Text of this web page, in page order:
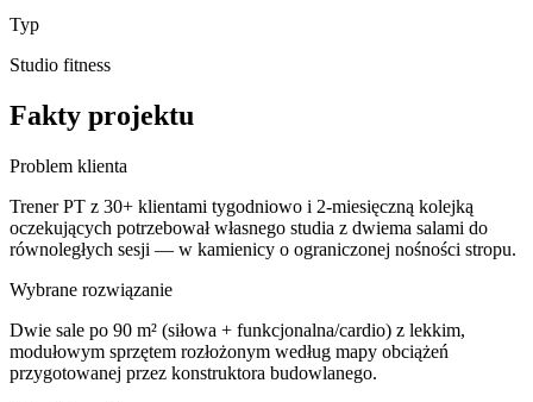
Typ
Studio fitness
Fakty projektu
Problem klienta
Trener PT z 30+ klientami tygodniowo i 2-miesięczną kolejką
oczekujących potrzebował własnego studia z dwiema salami do
równoległych sesji — w kamienicy o ograniczonej nośności stropu.
Wybrane rozwiązanie
Dwie sale po 90 m² (siłowa + funkcjonalna/cardio) z lekkim,
modułowym sprzętem rozłożonym według mapy obciążeń
przygotowanej przez konstruktora budowlanego.